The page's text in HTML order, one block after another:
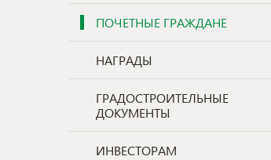
ПОЧЕТНЫЕ ГРАЖДАНЕ
НАГРАДЫ
ГРАДОСТРОИТЕЛЬНЫЕ
ДОКУМЕНТЫ
ИНВЕСТОРАМ